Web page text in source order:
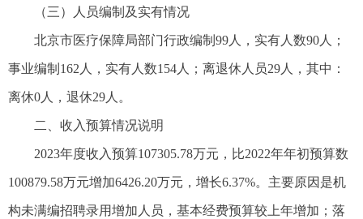
（三）人员编制及实有情况
北京市医疗保障局部门行政编制99人，实有人数90人；
事业编制162人，实有人数154人；离退休人员29人，其中：
离休0人，退休29人。
二、收入预算情况说明
2023年度收入预算107305.78万元，比2022年年初预算数
100879.58万元增加6426.20万元，增长6.37%。主要原因是机
构未满编招聘录用增加人员，基本经费预算较上年增加；落